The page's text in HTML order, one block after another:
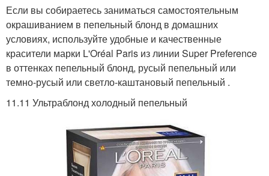
Если вы собираетесь заниматься самостоятельным
окрашиванием в пепельный блонд в домашних
условиях, используйте удобные и качественные
красители марки L'Oréal Paris из линии Super Preference
в оттенках пепельный блонд, русый пепельный или
темно-русый или светло-каштановый пепельный .
11.11 Ультраблонд холодный пепельный